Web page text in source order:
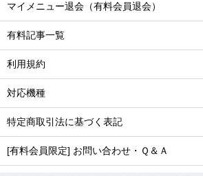
マイメニュー退会（有料会員退会）
有料記事一覧
利用規約
対応機種
特定商取引法に基づく表記
[有料会員限定] お問い合わせ・Ｑ＆Ａ